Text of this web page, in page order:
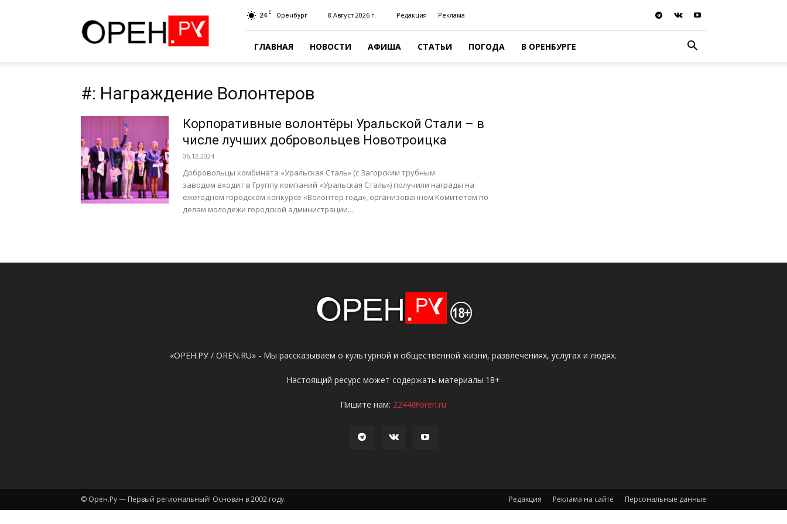
24 C Оренбург 8 Август 2026 г. Редакция Реклама
ГЛАВНАЯ НОВОСТИ АФИША СТАТЬИ ПОГОДА В ОРЕНБУРГЕ
#: Награждение Волонтеров
Корпоративные волонтёры Уральской Стали – в
числе лучших добровольцев Новотроицка
06.12.2024
Добровольцы комбината «Уральская Сталь» (с Загорским трубным
заводом входит в Группу компаний «Уральская Сталь») получили награды на
ежегодном городском конкурсе «Волонтёр года», организованном Комитетом по
делам молодежи городской администрации...
«ОРЕН.РУ / OREN.RU» - Мы рассказываем о культурной и общественной жизни, развлечениях, услугах и людях.
Настоящий ресурс может содержать материалы 18+
Пишите нам: 2244@oren.ru
Редакция Реклама на сайте Персональные данные
© Орен.Ру — Первый региональный! Основан в 2002 году.